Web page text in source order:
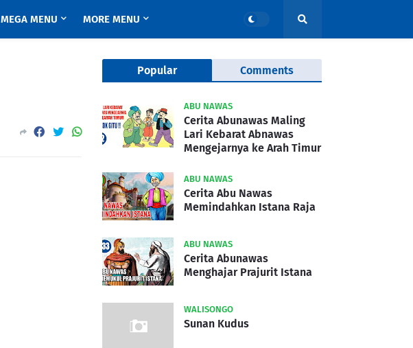
MEGA MENU MORE MENU
Popular Comments
ABU NAWAS
Cerita Abunawas Maling
Lari Kebarat Abnawas
Mengejarnya ke Arah Timur
ABU NAWAS
Cerita Abu Nawas
Memindahkan Istana Raja
ABU NAWAS
Cerita Abunawas
Menghajar Prajurit Istana
WALISONGO
Sunan Kudus